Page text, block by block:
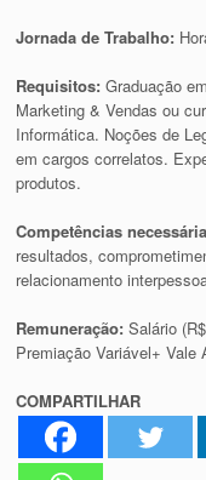
Jornada de Trabalho:
Requisitos: Graduação
Marketing & Vendas ou
Informática. Noções de
em cargos correlatos.
produtos.
Competências
resultados,
relacionamento
Remuneração:Salário
Premiação Variável+ Vale
COMPARTILHAR